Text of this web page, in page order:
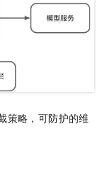
策略，可防护的维